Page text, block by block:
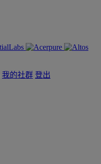
我的社群 登出